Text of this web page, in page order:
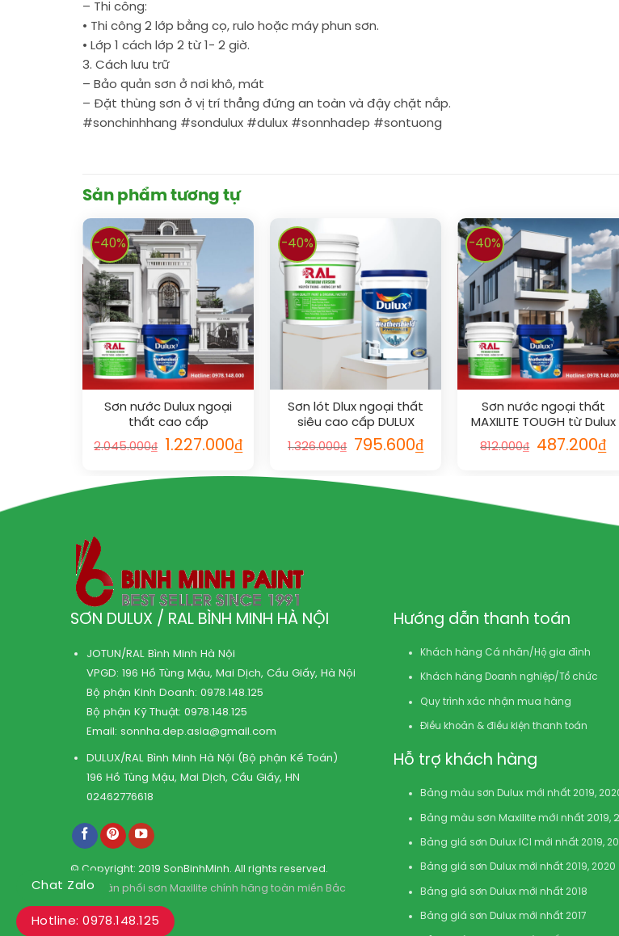
– Thi công:
• Thi công 2 lớp bằng cọ, rulo hoặc máy phun sơn.
• Lớp 1 cách lớp 2 từ 1- 2 giờ.
3. Cách lưu trữ
– Bảo quản sơn ở nơi khô, mát
– Đặt thùng sơn ở vị trí thẳng đứng an toàn và đậy chặt nắp.
#sonchinhhang #sondulux #dulux #sonnhadep #sontuong
Sản phẩm tương tự
-40%
Sơn nước Dulux ngoại
thất cao cấp
WEATHERSHIELD COLOUR
PROTECT (Bề mặt bóng)
2.045.000₫ 1.227.000₫
-40%
Sơn lót Dlux ngoại thất
siêu cao cấp DULUX
WEATHERSHIELD
POWERSEALER_5L vs RAL
1.326.000₫ 795.600₫
-40%
Sơn nước ngoại thất
MAXILITE TOUGH từ Dulux
(Bề mặt bóng mờ)_5L vs
RAL
812.000₫ 487.200₫
SƠN DULUX / RAL BÌNH MINH HÀ NỘI
JOTUN/RAL Bình Minh Hà Nội
VPGD: 196 Hồ Tùng Mậu, Mai Dịch, Cầu Giấy, Hà Nội
Bộ phận Kinh Doanh:0978.148.125
Bộ phận Kỹ Thuật:0978.148.125
Email: sonnha.dep.asia@gmail.com
DULUX/RAL Bình Minh Hà Nội (Bộ phận Kế Toán)
196 Hồ Tùng Mậu, Mai Dịch, Cầu Giấy, HN
02462776618
© Copyright: 2019 SonBinhMinh. All rights reserved.
Kho phân phối sơn Maxilite chính hãng toàn miền Bắc
Hướng dẫn thanh toán
Khách hàng Cá nhân/Hộ gia đình
Khách hàng Doanh nghiệp/Tổ chức
Quy trình xác nhận mua hàng
Điều khoản & điều kiện thanh toán
Hỗ trợ khách hàng
Bảng màu sơn Dulux mới nhất 2019,
Bảng màu sơn Maxilite mới nhất 2019,
Bảng giá sơn Dulux ICI mới nhất 2019,
Bảng giá sơn Dulux mới nhất 2019, 2020
Bảng giá sơn Dulux mới nhất 2018
Bảng giá sơn Dulux mới nhất 2017
Chat Zalo
Hotline: 0978.148.125